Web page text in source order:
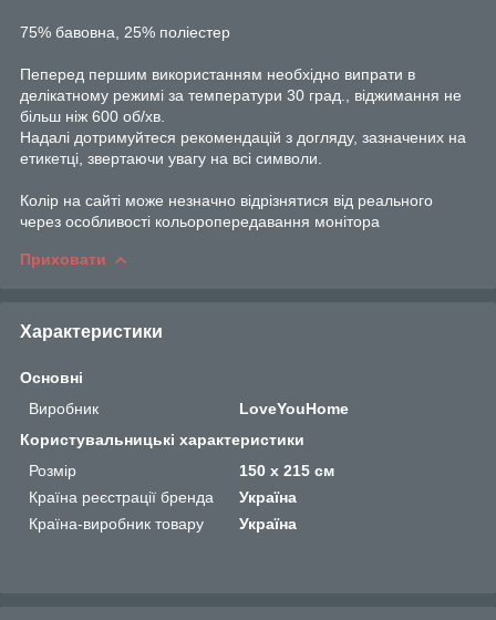
75% бавовна, 25% поліестер
Пеперед першим використанням необхідно випрати в
делікатному режимі за температури 30 град., віджимання не
більш ніж 600 об/хв.
Надалі дотримуйтеся рекомендацій з догляду, зазначених на
етикетці, звертаючи увагу на всі символи.
Колір на сайті може незначно відрізнятися від реального
через особливості кольоропередавання монітора
Приховати
Характеристики
Основні
Виробник
LoveYouHome
Користувальницькі характеристики
Розмір
150 x 215 см
Країна реєстрації бренда
Україна
Країна-виробник товару
Україна